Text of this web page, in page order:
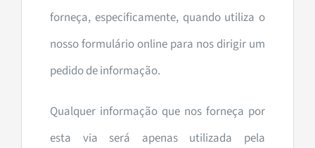
forneça, especificamente, quando utiliza o
nosso formulário online para nos dirigir um
pedido de informação.
Qualquer informação que nos forneça por
esta via será apenas utilizada pela